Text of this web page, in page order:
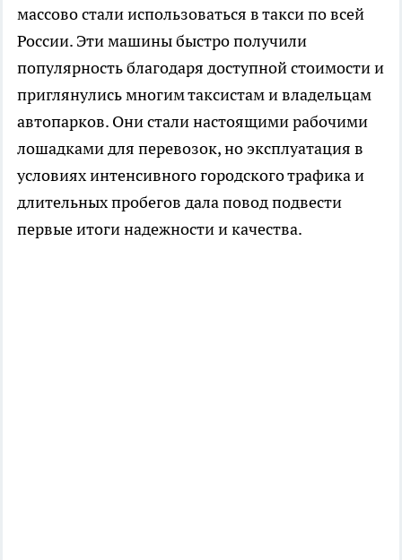
массово стали использоваться в такси по всей
России. Эти машины быстро получили
популярность благодаря доступной стоимости и
приглянулись многим таксистам и владельцам
автопарков. Они стали настоящими рабочими
лошадками для перевозок, но эксплуатация в
условиях интенсивного городского трафика и
длительных пробегов дала повод подвести
первые итоги надежности и качества.